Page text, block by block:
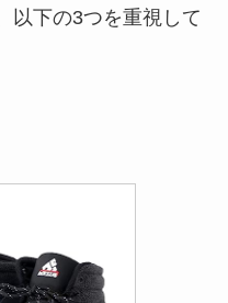
以下の3つを重視して